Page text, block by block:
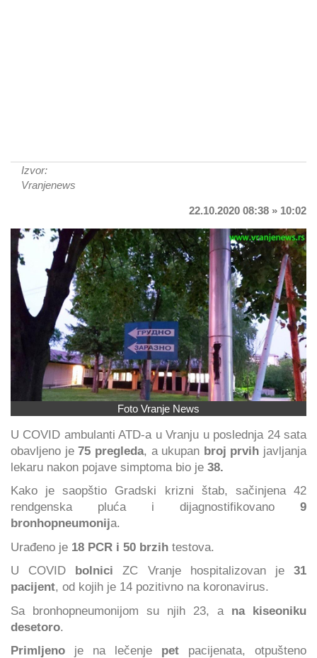
Izvor:
Vranjenews
22.10.2020 08:38 » 10:02
Foto Vranje News
U COVID ambulanti ATD-a u Vranju u poslednja 24 sata
obavljeno je75 pregleda, a ukupan broj prvih javljanja
lekaru nakon pojave simptoma bio je 38.
Kako je saopštio Gradski krizni štab, sačinjena 42
rendgenska pluća i dijagnostifikovano 9
bronhopneumonija.
Urađeno je 18 PCR i 50 brzih testova.
U COVID
bolnici ZC Vranje hospitalizovan je31
pacijent, od kojih je 14 pozitivno na koronavirus.
Sa bronhopneumonijom su njih 23, a na kiseoniku
desetoro.
Primljeno je na lečenje pet pacijenata, otpušteno